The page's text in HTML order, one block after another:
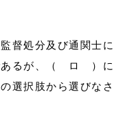
督処分及び通関士に
あるが、（ ロ ）に
選択肢から選びなさ